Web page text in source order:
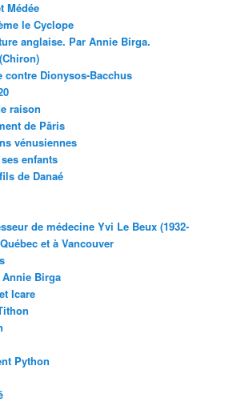
Médée
le Cyclope
anglaise. Par Annie Birga.
contre Dionysos-Bacchus
raison
de Pâris
vénusiennes
enfants
de Danaé
de médecine Yvi Le Beux (1932-
et à Vancouver
Annie Birga
Icare
Python